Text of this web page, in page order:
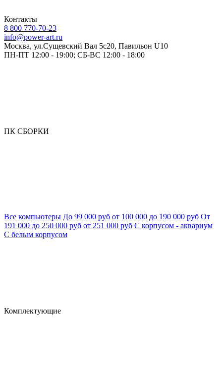
Контакты
8 800 770-70-23
info@power-art.ru
Москва, ул.Сущевский Вал 5с20, Павильон U10
ПН-ПТ 12:00 - 19:00; СБ-ВС 12:00 - 18:00
ПК СБОРКИ
Все компьютеры До 99 000 руб от 100 000 до 190 000 руб От
191 000 до 250 000 руб от 251 000 руб С корпусом - аквариум
С белым корпусом
Комплектующие